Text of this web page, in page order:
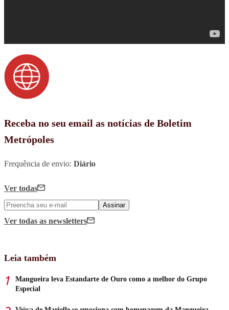
Receba no seu email as notícias de Boletim
Metrópoles
Frequência de envio: Diário
Ver todas
Assinar
Ver todas as newsletters
Leia também
Mangueira leva Estandarte de Ouro como a melhor do Grupo
Especial